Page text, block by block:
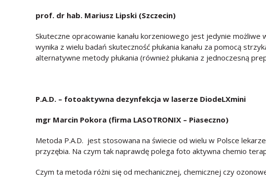
prof. dr hab. Mariusz Lipski (Szczecin)
Skuteczne opracowanie kanału korzeniowego jest jedynie
wynika z wielu badań skuteczność płukania kanału za pomocą
alternatywne metody płukania (również płukania z jednoczesną
P.A.D. – fotoaktywna dezynfekcja w laserze DiodeLXmini
mgr Marcin Pokora (firma LASOTRONIX – Piaseczno)
Metoda P.A.D. jest stosowana na świecie od wielu w Polsce
przyzębia. Na czym tak naprawdę polega foto aktywna chemio
Czym ta metoda różni się od mechanicznej, chemicznej czy